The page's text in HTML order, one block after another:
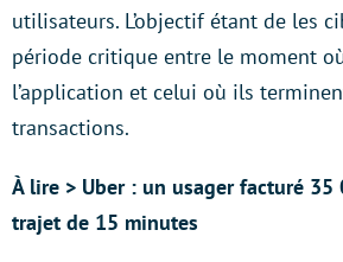
utilisateurs. L’objectif étant de les
période critique entre le moment
l’application et celui où ils
transactions.
À lire > Uber : un usager facturé
trajet de 15 minutes